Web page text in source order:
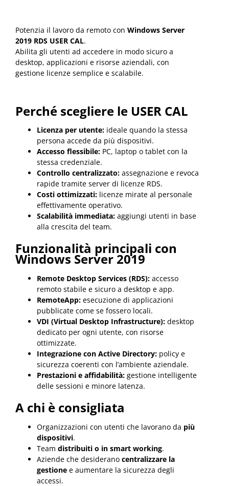
Potenzia il lavoro da remoto con Windows Server
2019 RDS USER CAL.
Abilita gli utenti ad accedere in modo sicuro a
desktop, applicazioni e risorse aziendali, con
gestione licenze semplice e scalabile.
Perché scegliere le USER CAL
Licenza per utente: ideale quando la stessa
persona accede da più dispositivi.
Accesso flessibile: PC, laptop o tablet con la
stessa credenziale.
Controllo centralizzato: assegnazione e revoca
rapide tramite server di licenze RDS.
Costi ottimizzati: licenze mirate al personale
effettivamente operativo.
Scalabilità immediata: aggiungi utenti in base
alla crescita del team.
Funzionalità principali con
Windows Server 2019
Remote Desktop Services (RDS): accesso
remoto stabile e sicuro a desktop e app.
RemoteApp: esecuzione di applicazioni
pubblicate come se fossero locali.
VDI (Virtual Desktop Infrastructure): desktop
dedicato per ogni utente, con risorse
ottimizzate.
Integrazione con Active Directory: policy e
sicurezza coerenti con l’ambiente aziendale.
Prestazioni e affidabilità: gestione intelligente
delle sessioni e minore latenza.
A chi è consigliata
Organizzazioni con utenti che lavorano da più
dispositivi.
Team distribuiti o in smart working.
Aziende che desiderano centralizzare la
gestione e aumentare la sicurezza degli
accessi.